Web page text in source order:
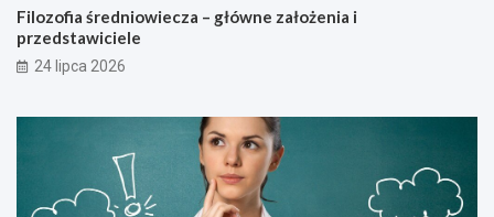
Filozofia średniowiecza – główne założenia i
przedstawiciele
24 lipca 2026